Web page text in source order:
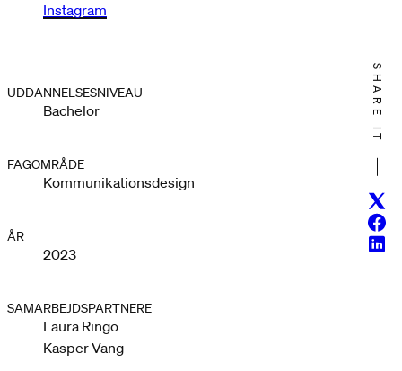
Instagram
UDDANNELSESNIVEAU
Bachelor
FAGOMRÅDE
Kommunikationsdesign
ÅR
2023
SAMARBEJDSPARTNERE
Laura Ringo
Kasper Vang
SHARE IT